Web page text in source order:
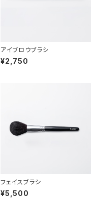
アイブロウブラシ
¥2,750
フェイスブラシ
¥5,500